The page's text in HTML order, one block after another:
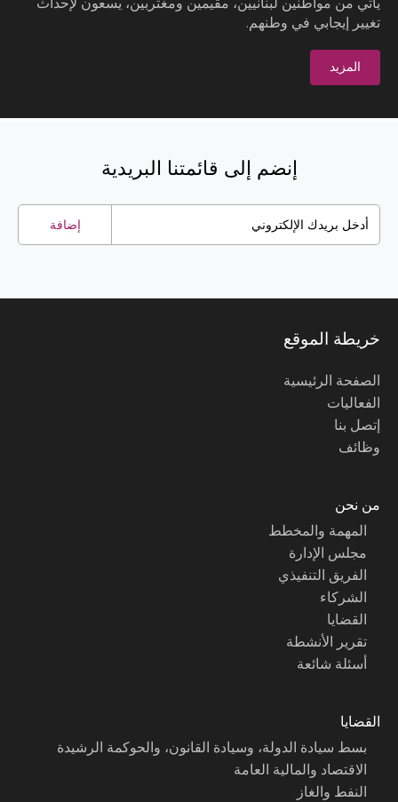
تغيير إيجابي في وطنهم.
المزيد
إنضم إلى قائمتنا البريدية
إضافة
خريطة الموقع
الصفحة الرئيسية
الفعاليات
إتصل بنا
وظائف
من نحن
المهمة والمخطط
مجلس الإدارة
الفريق التنفيذي
الشركاء
القضايا
تقرير الأنشطة
أسئلة شائعة
القضايا
بسط سيادة الدولة، وسيادة القانون، والحوكمة الرشيدة
الاقتصاد والمالية العامة
النفط والغاز